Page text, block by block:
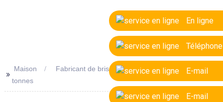
En ligne
Téléphone
E-mail
E-mail
>>
Maison
Fabricant de brise-roche hydraulique OEM de 20
tonnes